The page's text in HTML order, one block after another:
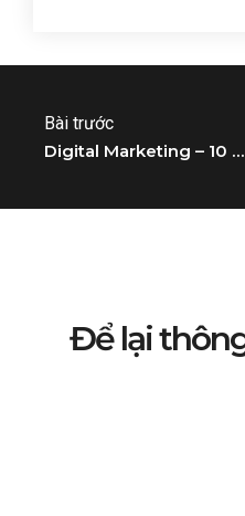
Bài trước
Digital Marketing – 10 hình thức quảng cáo phổ biến năm 2023
Để lại